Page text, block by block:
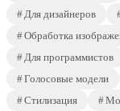
Для дизайнеров
Обработка
Для программистов
Голосовые модели
Стилизация